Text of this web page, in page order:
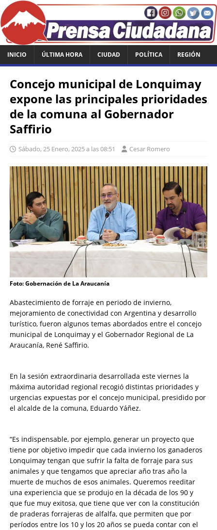
INICIO ÚLTIMA HORA CIUDAD POLÍTICA REGIÓN
Concejo municipal de Lonquimay
expone las principales prioridades
de la comuna al Gobernador
Saffirio
Sábado, 25 Enero, 2025 a las 08:51 Cesar Romero
Foto: Gobernación de La Araucanía
Abastecimiento de forraje en periodo de invierno,
mejoramiento de conectividad con Argentina y desarrollo
turístico, fueron algunos temas abordados entre el concejo
municipal de Lonquimay y el Gobernador Regional de La
Araucanía, René Saffirio.
En la sesión extraordinaria desarrollada este viernes la
máxima autoridad regional recogió distintas prioridades y
urgencias expuestas por el concejo municipal, presidido por
el alcalde de la comuna, Eduardo Yáñez.
“Es indispensable, por ejemplo, generar un proyecto que
tiene por objetivo impedir que cada invierno los ganaderos
Lonquimay tengan que sufrir la falta de forraje para sus
animales y que tengamos que apreciar año tras año la
muerte de muchos de esos animales. Queremos reeditar
una experiencia que se produjo en la década de los 90 y
que fue muy exitosa, que tiene que ver con la constitución
de praderas forrajeras de alfalfa, que permiten que por
períodos entre los 10 y los 20 años se pueda contar con el